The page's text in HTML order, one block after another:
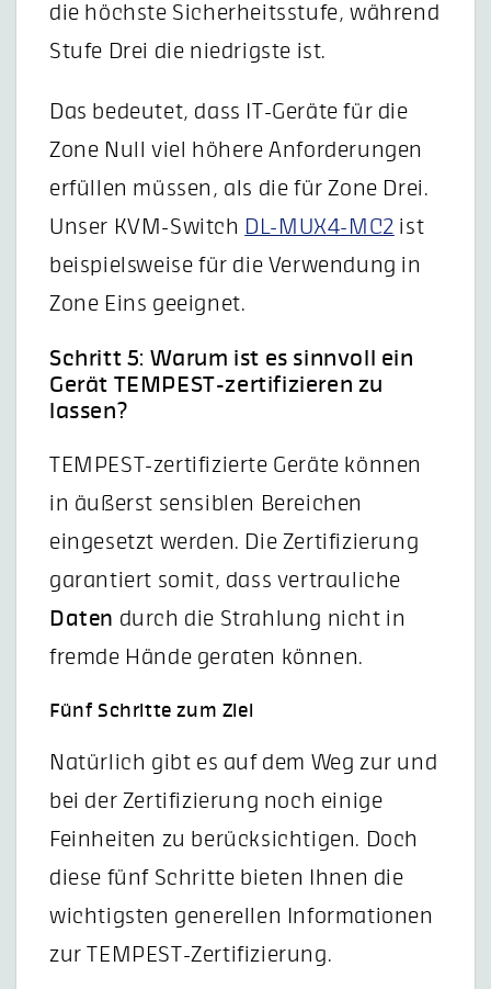
die höchste Sicherheitsstufe, während
Stufe Drei die niedrigste ist.
Das bedeutet, dass IT-Geräte für die
Zone Null viel höhere Anforderungen
erfüllen müssen, als die für Zone Drei.
Unser KVM-Switch DL-MUX4-MC2 ist
beispielsweise für die Verwendung in
Zone Eins geeignet.
Schritt 5: Warum ist es sinnvoll ein
Gerät TEMPEST-zertifizieren zu
lassen?
TEMPEST-zertifizierte Geräte können
in äußerst sensiblen Bereichen
eingesetzt werden. Die Zertifizierung
garantiert somit, dass vertrauliche
Daten durch die Strahlung nicht in
fremde Hände geraten können.
Fünf Schritte zum Ziel
Natürlich gibt es auf dem Weg zur und
bei der Zertifizierung noch einige
Feinheiten zu berücksichtigen. Doch
diese fünf Schritte bieten Ihnen die
wichtigsten generellen Informationen
zur TEMPEST-Zertifizierung.